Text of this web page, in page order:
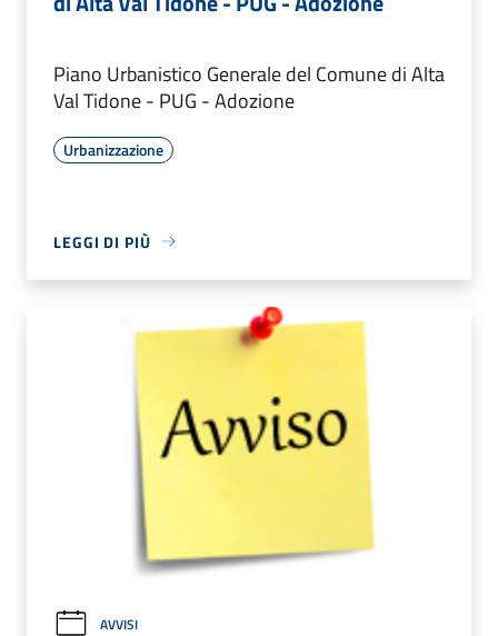
Piano Urbanistico Generale del Comune di Alta
Val Tidone - PUG - Adozione
Urbanizzazione
LEGGI DI PIÙ
AVVISI